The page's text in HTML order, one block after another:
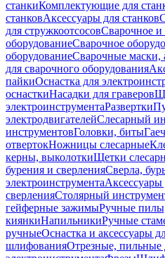
станкиКомплектующие для
станковАксессуары для станков
для стружкоотсосовСварочное и
оборудованиеСварочное
оборудованиеСварочные маски,
для сварочного оборудования
пайкиОснастка для
оснасткиНасадки для граверов
электроинструментаРазвертки
электродвигателейСлесарный
инструментовГоловки, биты
отвертокНожницы слесарные
керны, выколоткиЩетки
бурения и сверленияСверла,
электроинструментаАксессуары
сверленияСтолярный
гейферные зажимыРучные
киянкиНапильникиРучные
ручныеОснастка и аксессуары
шлифованияОтрезные, пильные